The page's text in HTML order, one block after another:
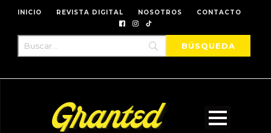
INICIO REVISTA DIGITAL NOSOTROS CONTACTO